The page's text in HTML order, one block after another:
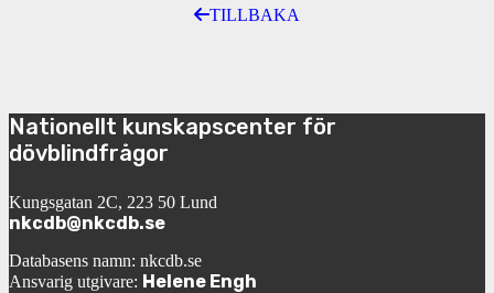
TILLBAKA
Nationellt kunskapscenter för
dövblindfrågor
Kungsgatan 2C, 223 50 Lund
nkcdb@nkcdb.se
Databasens namn: nkcdb.se
Ansvarig utgivare: Helene Engh